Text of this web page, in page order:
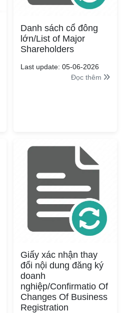
Danh sách cổ đông
lớn/List of Major
Shareholders
Last update: 05-06-2026
Đọc thêm
Giấy xác nhận thay
đổi nội dung đăng ký
doanh
nghiệp/Confirmatio Of
Changes Of Business
Registration